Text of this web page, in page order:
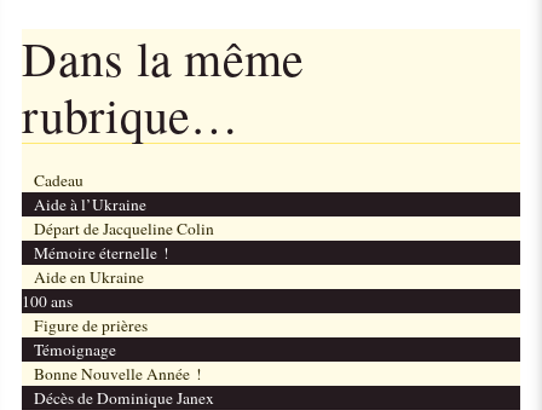
Dans la même
rubrique…
Cadeau
Aide à l’Ukraine
Départ de Jacqueline Colin
Mémoire éternelle !
Aide en Ukraine
100 ans
Figure de prières
Témoignage
Bonne Nouvelle Année !
Décès de Dominique Janex